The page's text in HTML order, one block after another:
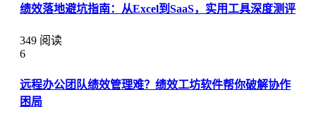
绩效落地避坑指南：从Excel到SaaS，实用工具深度测评
349 阅读
6
远程办公团队绩效管理难？绩效工坊软件帮你破解协作
困局